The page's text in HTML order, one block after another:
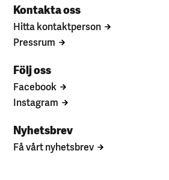
Kontakta oss
Hitta kontaktperson
Pressrum
Följ oss
Facebook
Instagram
Nyhetsbrev
Få vårt nyhetsbrev